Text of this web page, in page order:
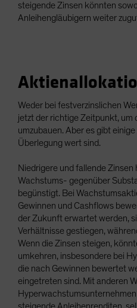
steigende Zinsen könnten
Anleihengläubigern weiter
Weder bei festverzinslichen
jetzt der richtige Zeitpunkt,
umzubauen. Aber es gibt
Überlegung wert sind.
Niedrigere und fallende Zinsen
Wachstums- gegenüber
begünstigt. Bei
Gewinnen und Cashflows
der Zukunft erwartet werden,
Verhältnisse gestiegen,
Wenn die Zinsen steigen,
umkehren, insbesondere bei
die nach Gewinnen bewertet
eingetreten sind. Mit anderen